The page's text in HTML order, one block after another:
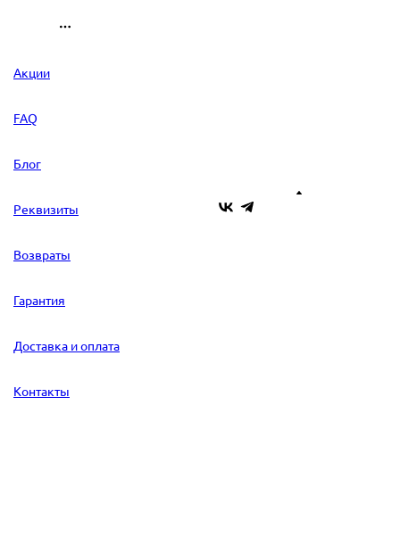
Акции
FAQ
Блог
Реквизиты
Возвраты
Гарантия
Доставка и оплата
Контакты